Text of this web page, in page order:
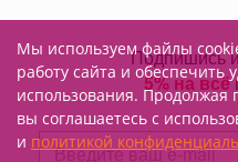
Мы используем файлы
работу сайта и обеспечить
использования. Продолжая
вы соглашаетесь с
и политикой